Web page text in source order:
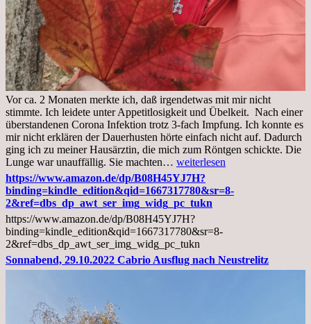
Vor ca. 2 Monaten merkte ich, daß irgendetwas mit mir nicht
stimmte. Ich leidete unter Appetitlosigkeit und Übelkeit. Nach einer
überstandenen Corona Infektion trotz 3-fach Impfung. Ich konnte es
mir nicht erklären der Dauerhusten hörte einfach nicht auf. Dadurch
ging ich zu meiner Hausärztin, die mich zum Röntgen schickte. Die
Lunge war unauffällig. Sie machten… Mittwoch,
02.11.2022,
Arztgespräch
und
Diagnose
Lebermetastasen
weiterlesen
https://www.amazon.de/dp/B08H45YJ7H?
binding=kindle_edition&qid=1667317780&sr=8-
2&ref=dbs_dp_awt_ser_img_widg_pc_tukn
https://www.amazon.de/dp/B08H45YJ7H?
binding=kindle_edition&qid=1667317780&sr=8-
2&ref=dbs_dp_awt_ser_img_widg_pc_tukn
Sonnabend, 29.10.2022 Cabrio Ausflug nach Neustrelitz